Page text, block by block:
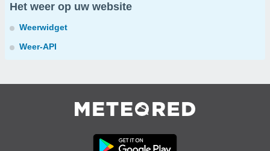
Het weer op uw website
Weerwidget
Weer-API